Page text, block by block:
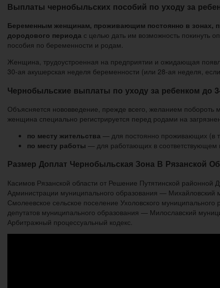
Выплаты чернобыльских пособий по уходу за
Беременным женщинам, проживающим постоянно в зонах,
дородового периода с целью дать им возможность покинуть
пособия по беременности и родам.
Женщина, трудоустроенная на предприятии и ожидающая
30-ая акушерская неделя беременности (или 28-ая неделя,
Чернобыльские выплаты по уходу за ребенком до
Объясняется нововведение, прежде всего, желанием
женщина специально регистрируется перед родами на
по месту жительства — для постоянно проживающих (в
по месту работы — для работающих в соответствующем
Размер Доплат Чернобыльская Зона В Рязанской
Касимов Рязанской области от Решение Путятинской
Администрации муниципального образования —
Смолеевское сельское поселение Ухоловского
депутатов муниципального образования — Милославский
Арбитражный процессуальный кодекс.